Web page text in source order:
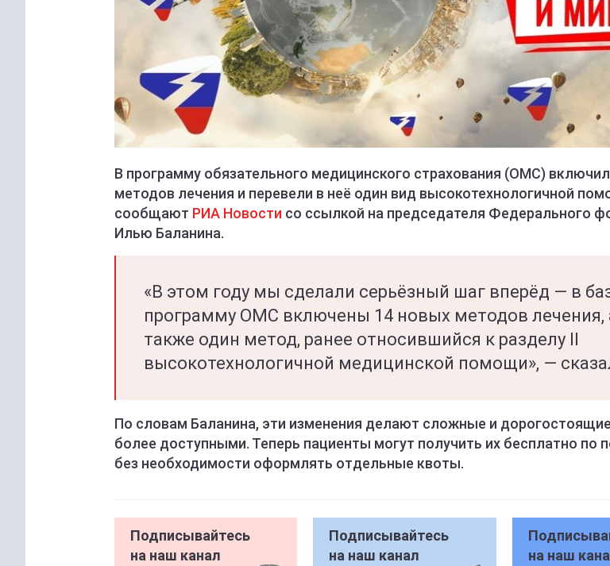
В программу обязательного медицинского страхования (ОМС)
методов лечения и перевели в неё один вид высокотехнологичной
сообщают РИА Новости со ссылкой на председателя Федерального
Илью Баланина.
«В этом году мы сделали серьёзный шаг вперёд — в
программу ОМС включены 14 новых методов лечения,
также один метод, ранее относившийся к разделу II
высокотехнологичной медицинской помощи», —
По словам Баланина, эти изменения делают сложные и
более доступными. Теперь пациенты могут получить их бесплатно по
без необходимости оформлять отдельные квоты.
Подписывайтесь
на наш канал
Подписывайтесь
на наш канал
на наш